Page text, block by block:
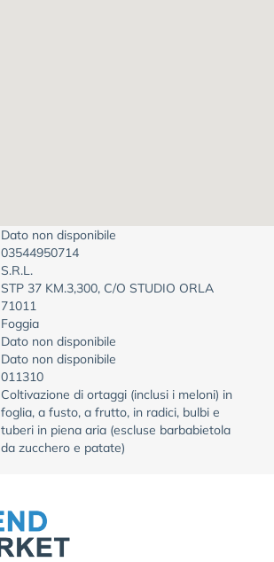
Dato non disponibile
03544950714
S.R.L.
STP 37 KM.3,300, C/O STUDIO ORLA
71011
Foggia
Dato non disponibile
Dato non disponibile
011310
Coltivazione di ortaggi (inclusi i meloni) in
foglia, a fusto, a frutto, in radici, bulbi e
tuberi in piena aria (escluse barbabietola
da zucchero e patate)